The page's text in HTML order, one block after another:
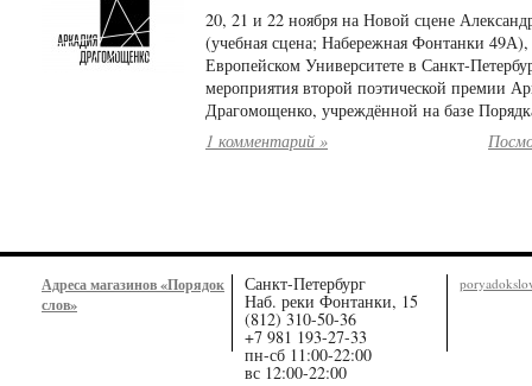
20, 21 и 22 ноября на Новой сцене
(учебная сцена; Набережная Фонтанки
Европейском Университете в Санкт-
мероприятия второй поэтической премии
Драгомощенко, учреждённой на базе
1 комментарий »
Адреса магазинов «Порядок
слов»
Санкт-Петербург
Наб. реки Фонтанки, 15
(812) 310-50-36
+7 981 193-27-33
пн-сб 11:00-22:00
вс 12:00-22:00